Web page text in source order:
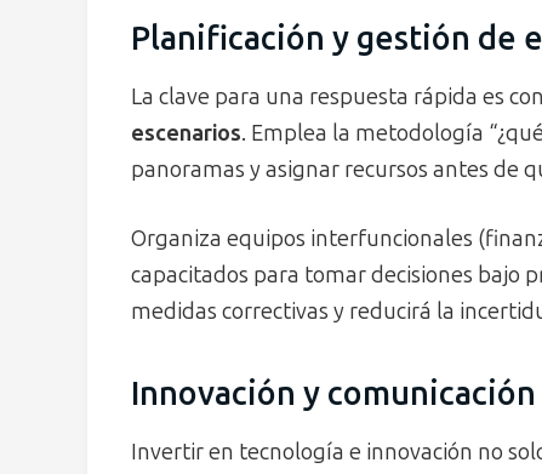
Planificación y gestión de
La clave para una respuesta rápida es
escenarios. Emplea la metodología
panoramas y asignar recursos antes de
Organiza equipos interfuncionales
capacitados para tomar decisiones bajo
medidas correctivas y reducirá la
Innovación y
Invertir en tecnología e innovación no